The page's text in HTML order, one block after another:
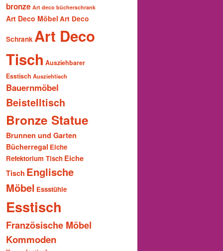
bronze Art deco bücherschrank
Art Deco Möbel Art Deco
Schrank Art Deco
Tisch Ausziehbarer
Esstisch Ausziehtisch
Bauernmöbel
Beistelltisch
Bronze Statue
Brunnen und Garten
Bücherregal Eiche
Refektorium Tisch Eiche
Tisch Englische
Möbel Essstühle
Esstisch
Französische Möbel
Kommoden